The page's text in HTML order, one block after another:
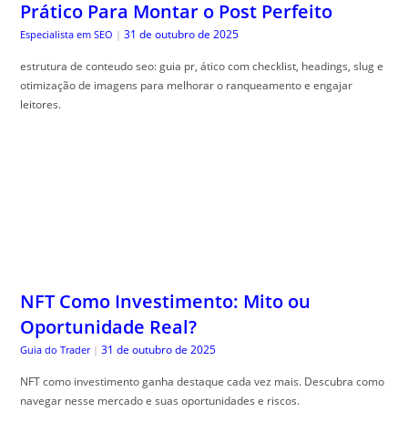
Prático Para Montar o Post Perfeito
Especialista em SEO | 31 de outubro de 2025
estrutura de conteudo seo: guia pr, ático com checklist, headings, slug e
otimização de imagens para melhorar o ranqueamento e engajar
leitores.
NFT Como Investimento: Mito ou
Oportunidade Real?
Guia do Trader | 31 de outubro de 2025
NFT como investimento ganha destaque cada vez mais. Descubra como
navegar nesse mercado e suas oportunidades e riscos.